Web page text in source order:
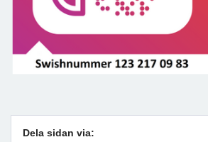
Dela sidan via: